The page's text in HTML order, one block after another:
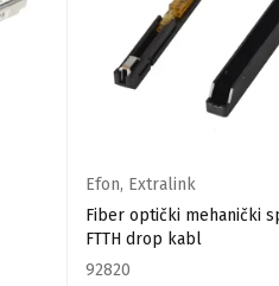
Efon, Extralink
Fiber optički mehanički
FTTH drop kabl
92820